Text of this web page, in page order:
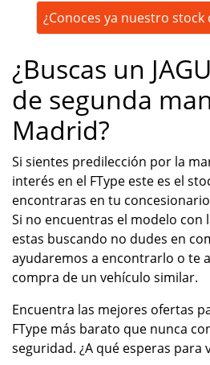
¿Conoces ya nuestro
¿Buscas un
de segunda
Madrid?
Si sientes predilección por la
interés en el FType este es el
encontraras en tu
Si no encuentras el modelo con
estas buscando no dudes en
ayudaremos a encontrarlo o te
compra de un vehículo similar.
Encuentra las mejores ofertas
FType más barato que nunca
seguridad. ¿A qué esperas para